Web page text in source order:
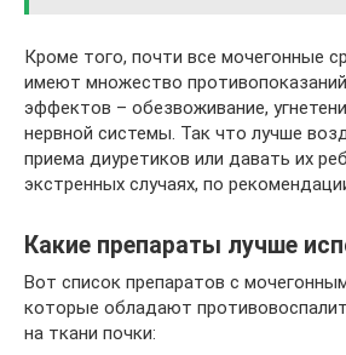
Кроме того, почти все мочегонные
имеют множество
эффектов – обезвоживание,
нервной системы. Так что лучше
приема диуретиков или давать их
экстренных случаях, по
Какие препараты лучше
Вот список препаратов с
которые обладают
на ткани почки: